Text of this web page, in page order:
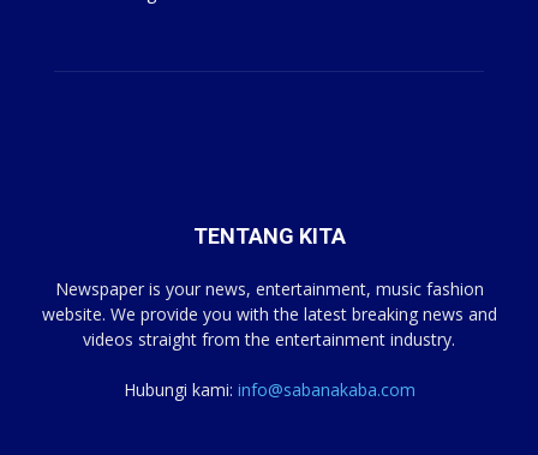
TENTANG KITA
Newspaper is your news, entertainment, music fashion
website. We provide you with the latest breaking news and
videos straight from the entertainment industry.
Hubungi kami: info@sabanakaba.com